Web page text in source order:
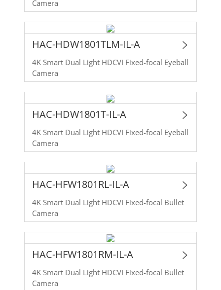
Camera
HAC-HDW1801TLM-IL-A
4K Smart Dual Light HDCVI Fixed-focal Eyeball
Camera
HAC-HDW1801T-IL-A
4K Smart Dual Light HDCVI Fixed-focal Eyeball
Camera
HAC-HFW1801RL-IL-A
4K Smart Dual Light HDCVI Fixed-focal Bullet
Camera
HAC-HFW1801RM-IL-A
4K Smart Dual Light HDCVI Fixed-focal Bullet
Camera